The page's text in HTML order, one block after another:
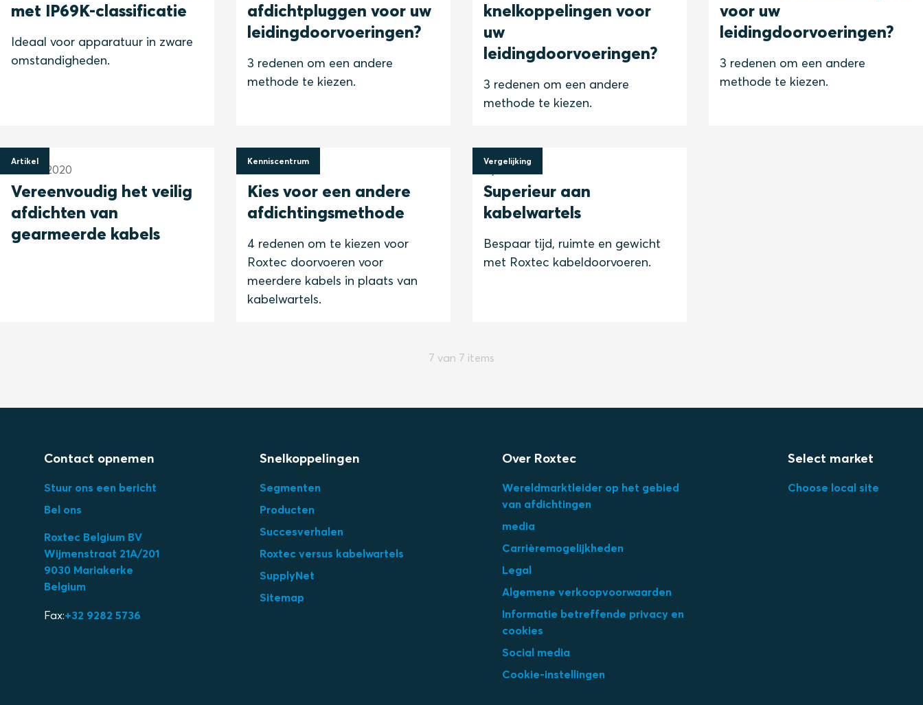
met IP69K-classificatie
Ideaal voor apparatuur in zware
omstandigheden.
afdichtpluggen voor uw
leidingdoorvoeringen?
3 redenen om een andere
methode te kiezen.
knelkoppelingen voor
uw
leidingdoorvoeringen?
3 redenen om een andere
methode te kiezen.
voor uw
leidingdoorvoeringen?
3 redenen om een andere
methode te kiezen.
Artikel
27 mei 2020
Vereenvoudig het veilig
afdichten van
gearmeerde kabels
Kenniscentrum
Kies voor een andere
afdichtingsmethode
4 redenen om te kiezen voor
Roxtec doorvoeren voor
meerdere kabels in plaats van
kabelwartels.
Vergelijking
9 juni 2017
Superieur aan
kabelwartels
Bespaar tijd, ruimte en gewicht
met Roxtec kabeldoorvoeren.
7 van 7 items
Contact opnemen
Stuur ons een bericht
Bel ons
Roxtec Belgium BV
Wijmenstraat 21A/201
9030 Mariakerke
Belgium
Fax:+32 9282 5736
Snelkoppelingen
Segmenten
Producten
Succesverhalen
Roxtec versus kabelwartels
SupplyNet
Sitemap
Over Roxtec
Wereldmarktleider op het gebied
van afdichtingen
media
Carrièremogelijkheden
Legal
Algemene verkoopvoorwaarden
Informatie betreffende privacy en
cookies
Social media
Cookie-instellingen
Select market
Choose local site